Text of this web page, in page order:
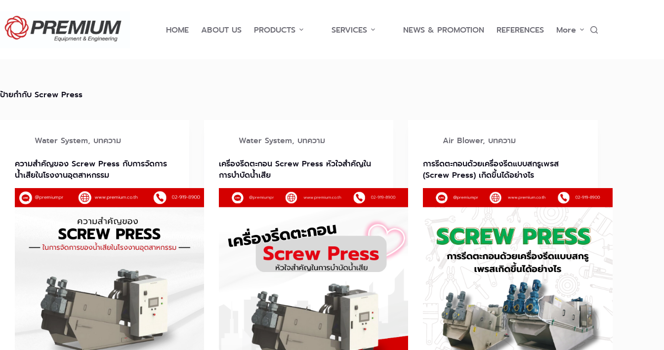
content
HOME ABOUT US PRODUCTS SERVICES NEWS & PROMOTION REFERENCES More
ป้ายกำกับ Screw Press
Water System, บทความ
ความสำคัญของ Screw Press กับการจัดการ
น้ำเสียในโรงงานอุตสาหกรรม
Water System, บทความ
เครื่องรีดตะกอน Screw Press หัวใจสำคัญใน
การบำบัดน้ำเสีย
Air Blower, บทความ
การรีดตะกอนด้วยเครื่องรีดแบบสกรูเพรส
(Screw Press) เกิดขึ้นได้อย่างไร